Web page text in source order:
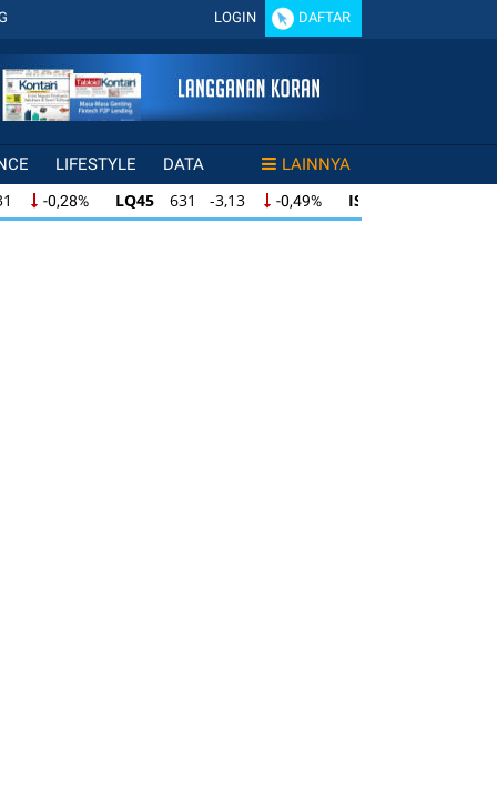
LOGIN DAFTAR
LIFESTYLE DATA LAINNYA
LQ45 631 -3,13 -0,49% ISSI 219 -0,63
LQ45 631 -3,13 -0,49% ISSI 219 -0,63